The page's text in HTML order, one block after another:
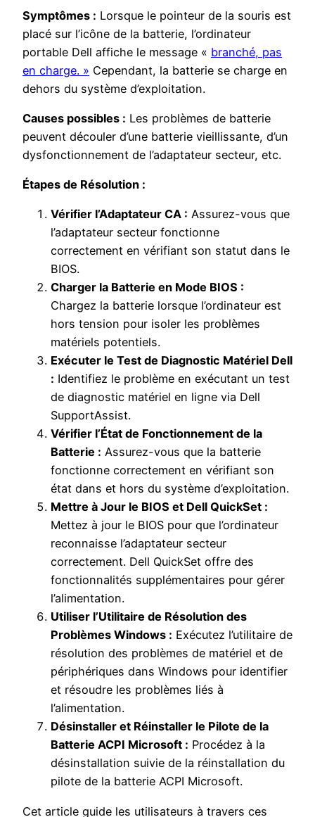
Symptômes : Lorsque le pointeur de la souris est
placé sur l’icône de la batterie, l’ordinateur
portable Dell affiche le message « branché, pas
en charge. » Cependant, la batterie se charge en
dehors du système d’exploitation.
Causes possibles : Les problèmes de batterie
peuvent découler d’une batterie vieillissante, d’un
dysfonctionnement de l’adaptateur secteur, etc.
Étapes de Résolution :
Vérifier l’Adaptateur CA : Assurez-vous que
l’adaptateur secteur fonctionne
correctement en vérifiant son statut dans le
BIOS.
Charger la Batterie en Mode BIOS :
Chargez la batterie lorsque l’ordinateur est
hors tension pour isoler les problèmes
matériels potentiels.
Exécuter le Test de Diagnostic Matériel Dell
: Identifiez le problème en exécutant un test
de diagnostic matériel en ligne via Dell
SupportAssist.
Vérifier l’État de Fonctionnement de la
Batterie : Assurez-vous que la batterie
fonctionne correctement en vérifiant son
état dans et hors du système d’exploitation.
Mettre à Jour le BIOS et Dell QuickSet :
Mettez à jour le BIOS pour que l’ordinateur
reconnaisse l’adaptateur secteur
correctement. Dell QuickSet offre des
fonctionnalités supplémentaires pour gérer
l’alimentation.
Utiliser l’Utilitaire de Résolution des
Problèmes Windows : Exécutez l’utilitaire de
résolution des problèmes de matériel et de
périphériques dans Windows pour identifier
et résoudre les problèmes liés à
l’alimentation.
Désinstaller et Réinstaller le Pilote de la
Batterie ACPI Microsoft : Procédez à la
désinstallation suivie de la réinstallation du
pilote de la batterie ACPI Microsoft.
Cet article guide les utilisateurs à travers ces